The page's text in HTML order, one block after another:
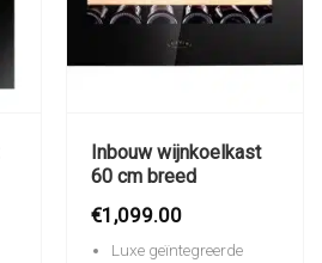
Inbouw wijnkoelkast
60 cm breed
€1,099.00
Luxe geïntegreerde